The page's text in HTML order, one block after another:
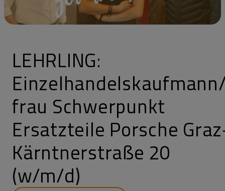
LEHRLING:
frau Schwerpunkt
Ersatzteile Porsche
Kärntnerstraße 20
(w/m/d)